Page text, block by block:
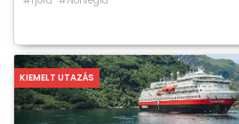
ebben a túrában, mindemellett
KIEMELT UTAZÁS